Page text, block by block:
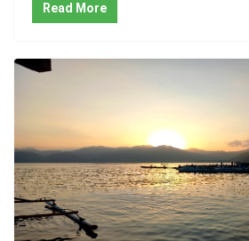
Read More